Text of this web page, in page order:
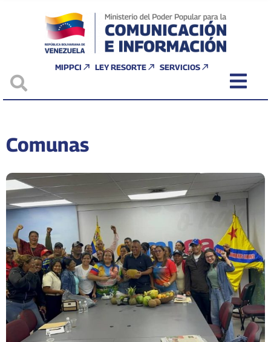
MIPPCI LEY RESORTE SERVICIOS
Comunas